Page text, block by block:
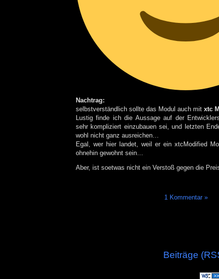
Nachtrag:
selbstverständlich sollte das Modul auch mit xtc
Lustig finde ich die Aussage auf der
sehr kompliziert einzubauen sei, und letzten
wohl nicht ganz ausreichen…
Egal, wer hier landet, weil er ein xtcModified
ohnehin gewohnt sein…
Aber, ist soetwas nicht ein Verstoß gegen die
1 Kommentar »
Beiträge